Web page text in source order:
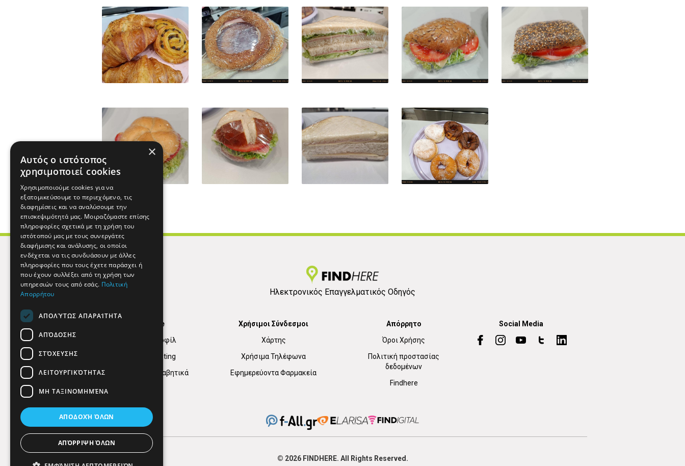
Ηλεκτρονικός Επαγγελματικός Οδηγός
Find Here
Εταιρικό Προφίλ
Digital marketing
Κατηγορίες Αλφαβητικά
Χρήσιμοι Σύνδεσμοι
Χάρτης
Χρήσιμα Τηλέφωνα
Εφημερεύοντα Φαρμακεία
Απόρρητο
Όροι Χρήσης
Πολιτική προστασίας
δεδομένων
Findhere
Social Media
© 2026 FIND HERE. All Rights Reserved.
×
Αυτός ο ιστότοπος
χρησιμοποιεί cookies
Χρησιμοποιούμε cookies για να
εξατομικεύσουμε το περιεχόμενο, τις
διαφημίσεις και να αναλύσουμε την
επισκεψιμότητά μας. Μοιραζόμαστε επίσης
πληροφορίες σχετικά με τη χρήση του
ιστότοπού μας με τους συνεργάτες
διαφήμισης και ανάλυσης, οι οποίοι
ενδέχεται να τις συνδυάσουν με άλλες
πληροφορίες που τους έχετε παράσχει ή
που έχουν συλλέξει από τη χρήση των
υπηρεσιών τους από εσάς. Πολιτική
Απορρήτου
ΑΠΟΛΎΤΩΣ ΑΠΑΡΑΊΤΗΤΑ
ΑΠΌΔΟΣΗΣ
ΣΤΌΧΕΥΣΗΣ
ΛΕΙΤΟΥΡΓΙΚΌΤΗΤΑΣ
ΜΗ ΤΑΞΙΝΟΜΗΜΈΝΑ
ΑΠΟΔΟΧΉ ΌΛΩΝ
ΑΠΌΡΡΙΨΗ ΌΛΩΝ